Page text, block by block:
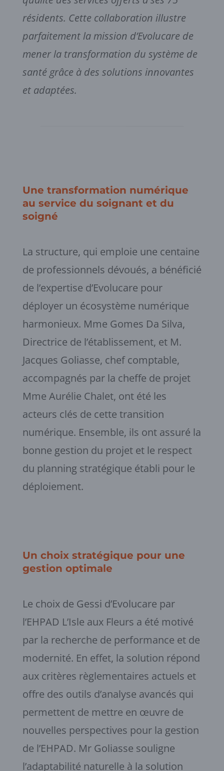
résidents. Cette collaboration illustre
parfaitement la mission d’Evolucare de
mener la transformation du système de
santé grâce à des solutions innovantes
et adaptées.
Une transformation numérique
au service du soignant et du
soigné
La structure, qui emploie une centaine
de professionnels dévoués, a bénéficié
de l’expertise d’Evolucare pour
déployer un écosystème numérique
harmonieux. Mme Gomes Da Silva,
Directrice de l’établissement, et M.
Jacques Goliasse, chef comptable,
accompagnés par la cheffe de projet
Mme Aurélie Chalet, ont été les
acteurs clés de cette transition
numérique. Ensemble, ils ont assuré la
bonne gestion du projet et le respect
du planning stratégique établi pour le
déploiement.
Un choix stratégique pour une
gestion optimale
Le choix de Gessi d’Evolucare par
l’EHPAD L’Isle aux Fleurs a été motivé
par la recherche de performance et de
modernité. En effet, la solution répond
aux critères règlementaires actuels et
offre des outils d’analyse avancés qui
permettent de mettre en œuvre de
nouvelles perspectives pour la gestion
de l’EHPAD. Mr Goliasse souligne
l’adaptabilité naturelle à la solution